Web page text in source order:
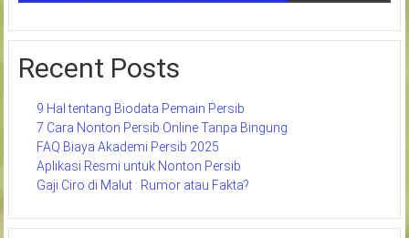
Recent Posts
9 Hal tentang Biodata Pemain Persib
7 Cara Nonton Persib Online Tanpa Bingung
FAQ Biaya Akademi Persib 2025
Aplikasi Resmi untuk Nonton Persib
Gaji Ciro di Malut : Rumor atau Fakta?